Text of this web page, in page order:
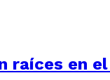
raíces en